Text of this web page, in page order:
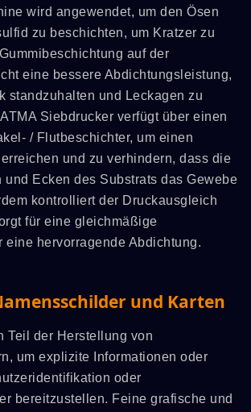
wird angewendet, um den Ösen
zu beschichten, um Kratzer zu
auf der
eine bessere Abdichtungsleistung,
standzuhalten und Leckagen zu
Siebdrucker verfügt über einen
/ Flutbeschichter, um einen
und zu verhindern, dass die
und Ecken des Substrats das Gewebe
kontrolliert der Druckausgleich
für eine gleichmäßige
eine hervorragende Abdichtung.
und Karten
Teil der Herstellung von
um explizite Informationen oder
oder
bereitzustellen. Feine grafische und